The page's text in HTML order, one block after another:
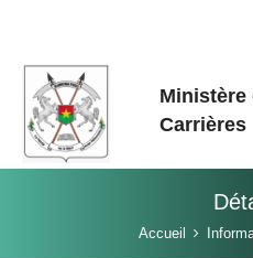
Ministère
Carrières
Accueil